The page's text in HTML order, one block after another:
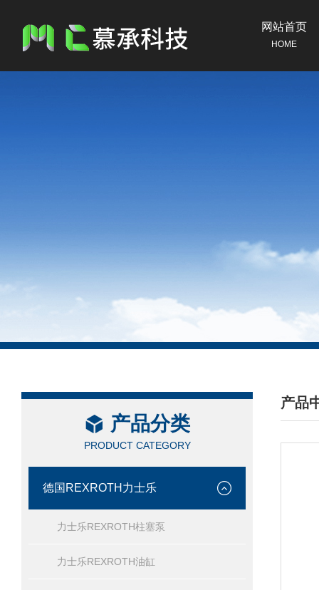
网站首页
HOME
产品分类
PRODUCT CATEGORY
德国REXROTH力士乐
力士乐REXROTH柱塞泵
力士乐REXROTH油缸
产品
/